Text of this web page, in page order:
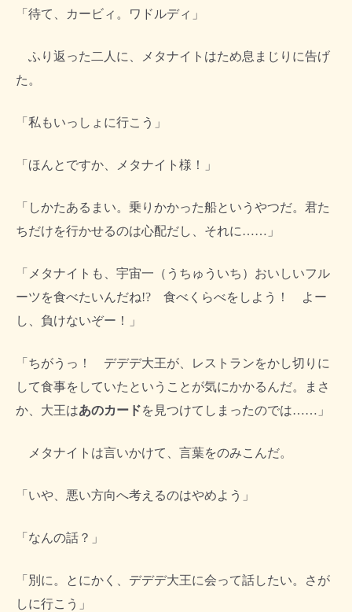
「待て、カービィ。ワドルディ」
ふり返った二人に、メタナイトはため息まじりに告げ
た。
「私もいっしょに行こう」
「ほんとですか、メタナイト様！」
「しかたあるまい。乗りかかった船というやつだ。君た
ちだけを行かせるのは心配だし、それに……」
「メタナイトも、宇宙一（うちゅういち）おいしいフル
ーツを食べたいんだね!? 食べくらべをしよう！ よー
し、負けないぞー！」
「ちがうっ！ デデデ大王が、レストランをかし切りに
して食事をしていたということが気にかかるんだ。まさ
か、大王はあのカードを見つけてしまったのでは……」
メタナイトは言いかけて、言葉をのみこんだ。
「いや、悪い方向へ考えるのはやめよう」
「なんの話？」
「別に。とにかく、デデデ大王に会って話したい。さが
しに行こう」